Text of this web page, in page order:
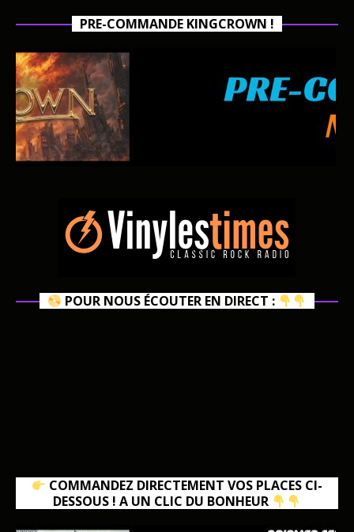
PRE-COMMANDE KINGCROWN !
POUR NOUS ÉCOUTER EN DIRECT :
COMMANDEZ DIRECTEMENT VOS PLACES CI-
DESSOUS ! A UN CLIC DU BONHEUR